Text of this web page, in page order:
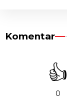
Komentar
👍
0